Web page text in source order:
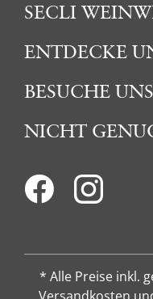
SECLI
ENTDECKE
BESUCHE UNS
NICHT
* Alle Preise inkl.